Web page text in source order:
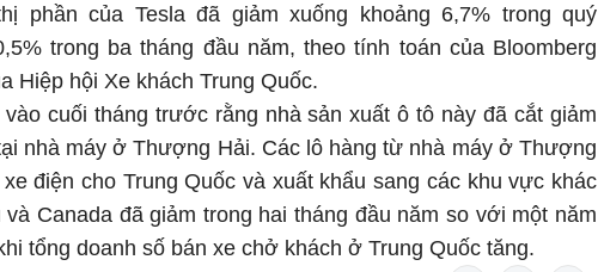
phần của Tesla đã giảm xuống khoảng 6,7% trong quý
trong ba tháng đầu năm, theo tính toán của Bloomberg
Hiệp hội Xe khách Trung Quốc.
cuối tháng trước rằng nhà sản xuất ô tô này đã cắt giảm
nhà máy ở Thượng Hải. Các lô hàng từ nhà máy ở Thượng
điện cho Trung Quốc và xuất khẩu sang các khu vực khác
Canada đã giảm trong hai tháng đầu năm so với một năm
tổng doanh số bán xe chở khách ở Trung Quốc tăng.